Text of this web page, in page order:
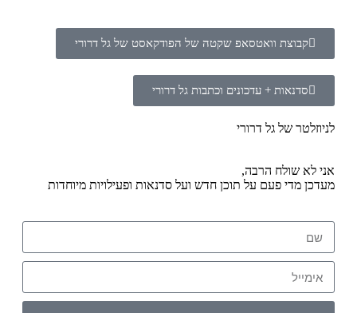
קבוצת וואטסאפ שקטה של הפודקאסט של גל דרורי
סדנאות + עדכונים וכתבות גל דרורי
לניוזלטר של גל דרורי
אני לא שולח הרבה,
מעדכן מדי פעם על תוכן חדש ועל סדנאות ופעילויות מיוחדות